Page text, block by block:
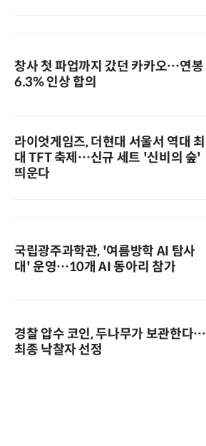
창사 첫 파업까지 갔던 카카오…연봉
6.3% 인상 합의
라이엇게임즈, 더현대 서울서 역대 최
대 TFT 축제…신규 세트 '신비의 숲'
띄운다
국립광주과학관, '여름방학 AI 탐사
대' 운영…10개 AI 동아리 참가
경찰 압수 코인, 두나무가 보관한다…
최종 낙찰자 선정